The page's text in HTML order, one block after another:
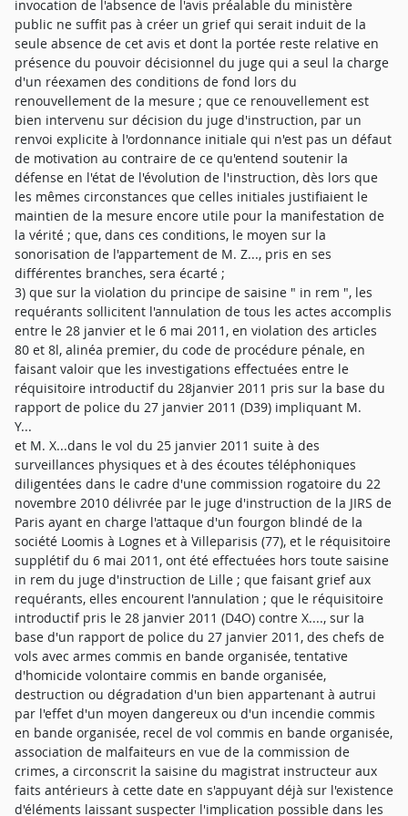
invocation de l'absence de l'avis préalable du ministère
public ne suffit pas à créer un grief qui serait induit de la
seule absence de cet avis et dont la portée reste relative en
présence du pouvoir décisionnel du juge qui a seul la charge
d'un réexamen des conditions de fond lors du
renouvellement de la mesure ; que ce renouvellement est
bien intervenu sur décision du juge d'instruction, par un
renvoi explicite à l'ordonnance initiale qui n'est pas un défaut
de motivation au contraire de ce qu'entend soutenir la
défense en l'état de l'évolution de l'instruction, dès lors que
les mêmes circonstances que celles initiales justifiaient le
maintien de la mesure encore utile pour la manifestation de
la vérité ; que, dans ces conditions, le moyen sur la
sonorisation de l'appartement de M. Z..., pris en ses
différentes branches, sera écarté ;
3) que sur la violation du principe de saisine " in rem ", les
requérants sollicitent l'annulation de tous les actes accomplis
entre le 28 janvier et le 6 mai 2011, en violation des articles
80 et 8l, alinéa premier, du code de procédure pénale, en
faisant valoir que les investigations effectuées entre le
réquisitoire introductif du 28janvier 2011 pris sur la base du
rapport de police du 27 janvier 2011 (D39) impliquant M.
Y...
et M. X...dans le vol du 25 janvier 2011 suite à des
surveillances physiques et à des écoutes téléphoniques
diligentées dans le cadre d'une commission rogatoire du 22
novembre 2010 délivrée par le juge d'instruction de la JIRS de
Paris ayant en charge l'attaque d'un fourgon blindé de la
société Loomis à Lognes et à Villeparisis (77), et le réquisitoire
supplétif du 6 mai 2011, ont été effectuées hors toute saisine
in rem du juge d'instruction de Lille ; que faisant grief aux
requérants, elles encourent l'annulation ; que le réquisitoire
introductif pris le 28 janvier 2011 (D4O) contre X...., sur la
base d'un rapport de police du 27 janvier 2011, des chefs de
vols avec armes commis en bande organisée, tentative
d'homicide volontaire commis en bande organisée,
destruction ou dégradation d'un bien appartenant à autrui
par l'effet d'un moyen dangereux ou d'un incendie commis
en bande organisée, recel de vol commis en bande organisée,
association de malfaiteurs en vue de la commission de
crimes, a circonscrit la saisine du magistrat instructeur aux
faits antérieurs à cette date en s'appuyant déjà sur l'existence
d'éléments laissant suspecter l'implication possible dans les